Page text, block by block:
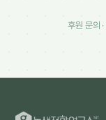
후원 문의 ·